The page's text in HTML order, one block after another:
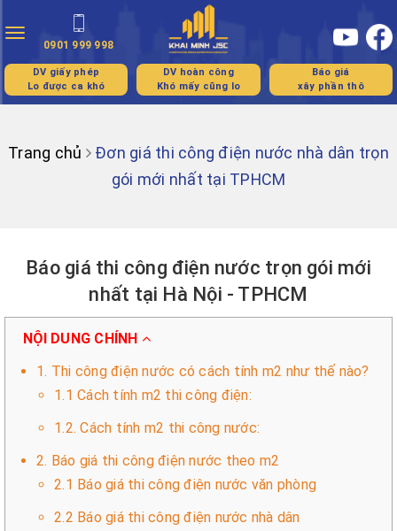
Toggle
navigation
0901 999 998
DV giấy phép
Lo được ca khó
DV hoàn công
Khó mấy cũng lo
Báo giá
xây phần thô
Trang chủ
Đơn giá thi công điện nước nhà dân trọn
gói mới nhất tại TPHCM
Báo giá thi công điện nước trọn gói mới
nhất tại Hà Nội - TPHCM
NỘI DUNG CHÍNH
1. Thi công điện nước có cách tính m2 như thế nào?
1.1 Cách tính m2 thi công điện:
1.2. Cách tính m2 thi công nước:
2. Báo giá thi công điện nước theo m2
2.1 Báo giá thi công điện nước văn phòng
2.2 Báo giá thi công điện nước nhà dân